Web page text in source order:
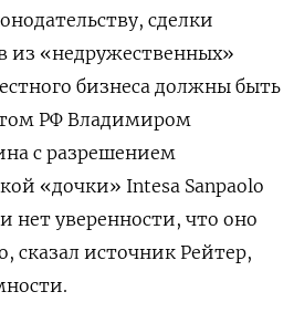
сделки
из «недружественных»
бизнеса должны быть
РФ Владимиром
с разрешением
«дочки» Intesa Sanpaolo
нет уверенности, что оно
сказал источник Рейтер,